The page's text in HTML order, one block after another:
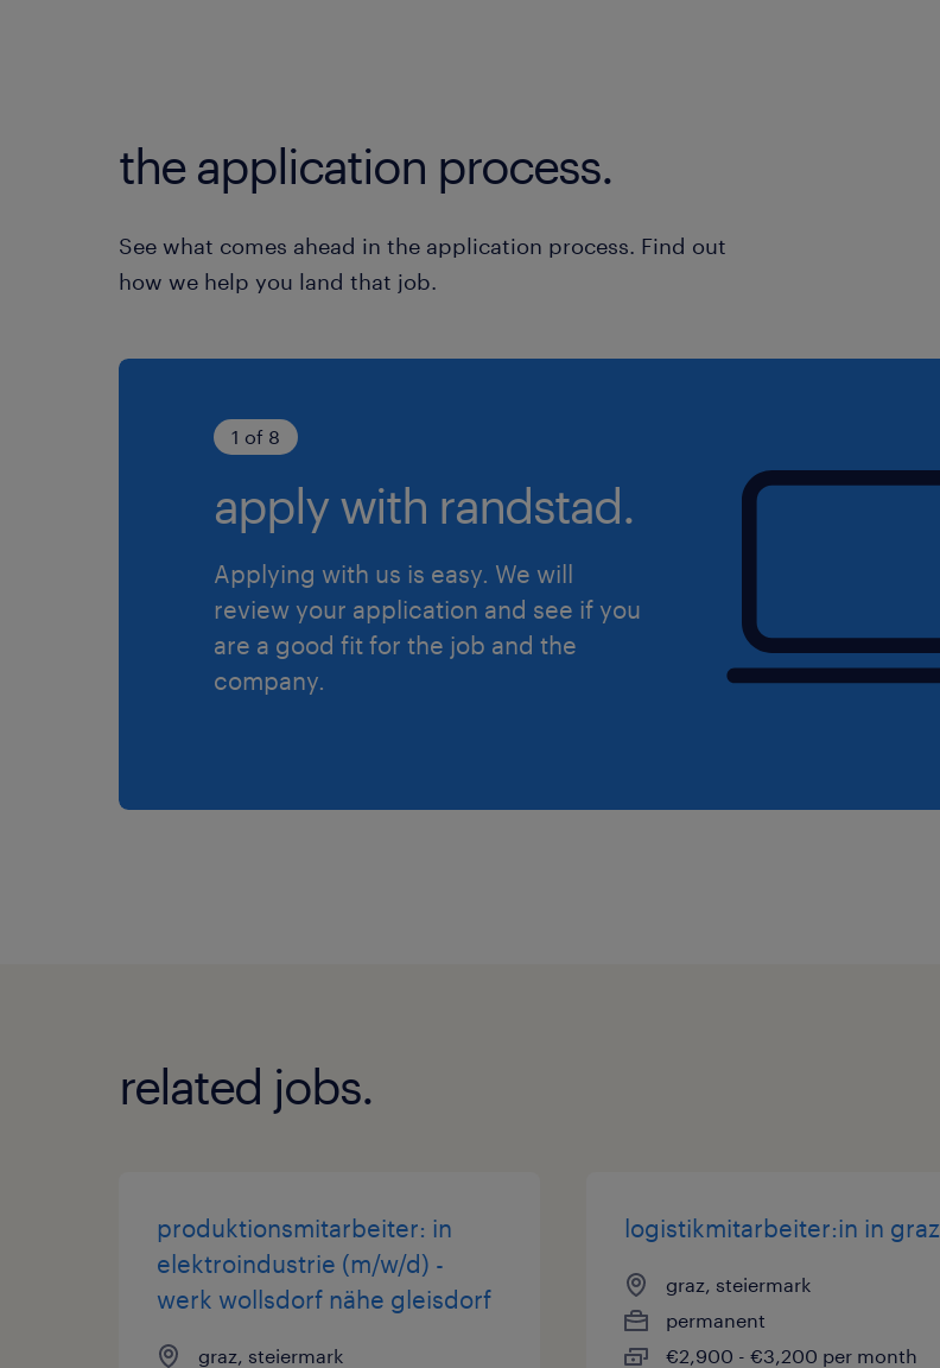
the application process.
See what comes ahead in the application process. Find out
how we help you land that job.
1 of 8
apply with randstad.
Applying with us is easy. We will
review your application and see if you
are a good fit for the job and the
company.
related jobs.
produktionsmitarbeiter: in
elektroindustrie (m/w/d) -
werk wollsdorf nähe gleisdorf
graz, steiermark
logistikmitarbeiter:in in graz
graz, steiermark
permanent
€2,900 - €3,200 per month